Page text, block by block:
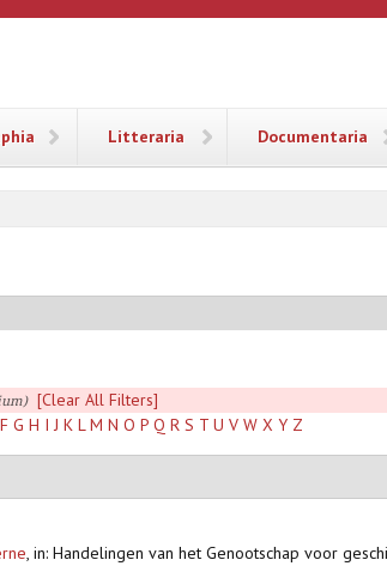
Litteraria Documentaria
[Clear All Filters]
F G H I J K L M N O P Q R S T U V W X Y Z
, in: Handelingen van het Genootschap voor